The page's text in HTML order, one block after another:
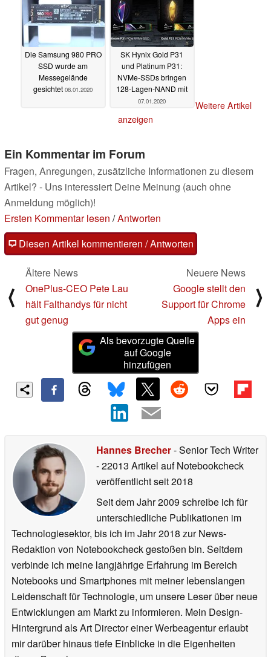
Die Samsung 980 PRO
SSD wurde am
Messegelände
gesichtet 08.01.2020
SK Hynix Gold P31
und Platinum P31:
NVMe-SSDs bringen
128-Lagen-NAND mit
07.01.2020
Weitere Artikel
anzeigen
Ein Kommentar im Forum
Fragen, Anregungen, zusätzliche Informationen zu diesem
Artikel? - Uns interessiert Deine Meinung (auch ohne
Anmeldung möglich)!
Ersten Kommentar lesen /Antworten
Diesen Artikel kommentieren / Antworten
⟨
Ältere News
OnePlus-CEO Pete Lau
hält Falthandys für nicht
gut genug
Neuere News
Google stellt den
Support für Chrome
Apps ein
⟩
Als bevorzugte Quelle
auf Google
hinzufügen
Hannes Brecher- Senior Tech Writer
- 22013 Artikel auf Notebookcheck
veröffentlichtseit 2018
Seit dem Jahr 2009 schreibe ich für
unterschiedliche Publikationen im
Technologiesektor, bis ich im Jahr 2018 zur News-
Redaktion von Notebookcheck gestoßen bin. Seitdem
verbinde ich meine langjährige Erfahrung im Bereich
Notebooks und Smartphones mit meiner lebenslangen
Leidenschaft für Technologie, um unsere Leser über neue
Entwicklungen am Markt zu informieren. Mein Design-
Hintergrund als Art Director einer Werbeagentur erlaubt
mir darüber hinaus tiefe Einblicke in die Eigenheiten